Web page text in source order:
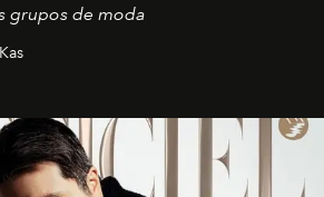
grupos de moda